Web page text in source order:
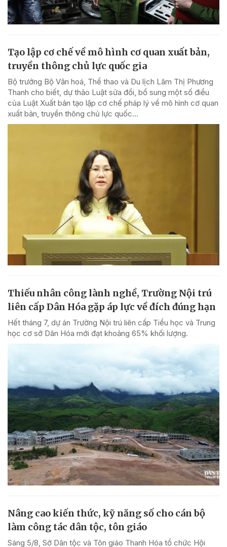
Tạo lập cơ chế về mô hình cơ quan xuất bản,
truyền thông chủ lực quốc gia
Bộ trưởng Bộ Văn hoá, Thể thao và Du lịch Lâm Thị Phương
Thanh cho biết, dự thảo Luật sửa đổi, bổ sung một số điều
của Luật Xuất bản tạo lập cơ chế pháp lý về mô hình cơ quan
xuất bản, truyền thông chủ lực quốc...
Thiếu nhân công lành nghề, Trường Nội trú
liên cấp Dân Hóa gặp áp lực về đích đúng hạn
Hết tháng 7, dự án Trường Nội trú liên cấp Tiểu học và Trung
học cơ sở Dân Hóa mới đạt khoảng 65% khối lượng.
Nâng cao kiến thức, kỹ năng số cho cán bộ
làm công tác dân tộc, tôn giáo
Sáng 5/8, Sở Dân tộc và Tôn giáo Thanh Hóa tổ chức Hội